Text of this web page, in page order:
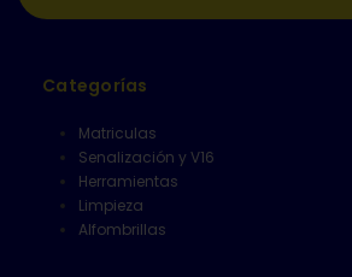
Categorías
Matriculas
Senalización y V16
Herramientas
Limpieza
Alfombrillas